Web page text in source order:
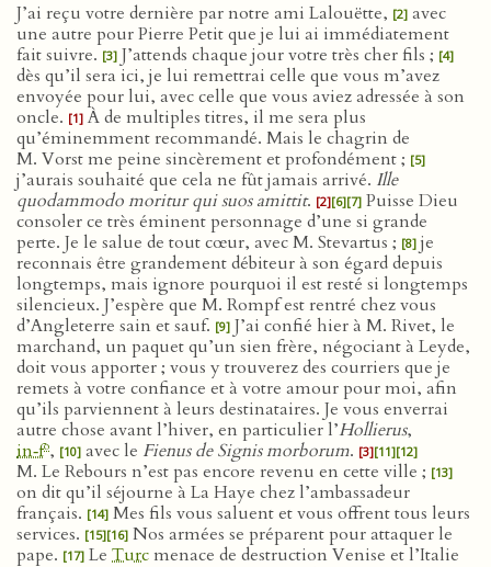
J’ai reçu votre dernière par notre ami Lalouëtte, [2] avec
une autre pour Pierre Petit que je lui ai immédiatement
fait suivre. [3] J’attends chaque jour votre très cher fils ; [4]
dès qu’il sera ici, je lui remettrai celle que vous m’avez
envoyée pour lui, avec celle que vous aviez adressée à son
oncle. [1] À de multiples titres, il me sera plus
qu’éminemment recommandé. Mais le chagrin de
M. Vorst me peine sincèrement et profondément ; [5]
j’aurais souhaité que cela ne fût jamais arrivé. Ille
quodammodo moritur qui suos amittit. [2][6][7] Puisse Dieu
consoler ce très éminent personnage d’une si grande
perte. Je le salue de tout cœur, avec M. Stevartus ; [8] je
reconnais être grandement débiteur à son égard depuis
longtemps, mais ignore pourquoi il est resté si longtemps
silencieux. J’espère que M. Rompf est rentré chez vous
d’Angleterre sain et sauf. [9] J’ai confié hier à M. Rivet, le
marchand, un paquet qu’un sien frère, négociant à Leyde,
doit vous apporter ; vous y trouverez des courriers que je
remets à votre confiance et à votre amour pour moi, afin
qu’ils parviennent à leurs destinataires. Je vous enverrai
autre chose avant l’hiver, en particulier l’Hollierus,
in‑fo, [10] avec le Fienus de Signis morborum. [3][11][12]
M. Le Rebours n’est pas encore revenu en cette ville ; [13]
on dit qu’il séjourne à La Haye chez l’ambassadeur
français. [14] Mes fils vous saluent et vous offrent tous leurs
services. [15][16] Nos armées se préparent pour attaquer le
pape. [17] Le Turcmenace de destruction Venise et l’Italie